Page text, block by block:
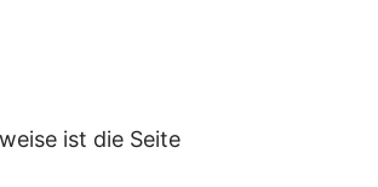
ist die Seite